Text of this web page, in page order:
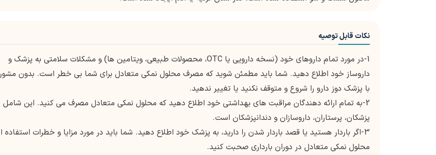
نکات قابل توصیه
1-در مورد تمام داروهای خود (نسخه دارویی یا OTC، محصولات طبیعی، ویتامین ها) و مشکلات سلامتی به پزشک و
داروساز خود اطلاع دهید. شما باید مطمئن شوید که مصرف محلول نمکی متعادل برای شما بی خطر است. بدون
با پزشک دوز دارو را شروع و متوقف نکنید یا تغییر ندهید.
2-به تمام ارائه دهندگان مراقبت های بهداشتی خود اطلاع دهید که محلول نمکی متعادل مصرف می کنید. این شامل
پزشکان، پرستاران، داروسازان و دندانپزشکان است.
3-اگر باردار هستید یا قصد باردار شدن را دارید، به پزشک خود اطلاع دهید. شما باید در مورد مزایا و خطرات استفاده
محلول نمکی متعادل در دوران بارداری صحبت کنید.